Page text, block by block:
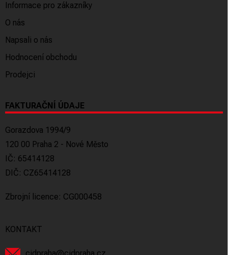
Informace pro zákazníky
O nás
Napsali o nás
Hodnocení obchodu
Prodejci
FAKTURAČNÍ ÚDAJE
Gorazdova 1994/9
120 00 Praha 2 - Nové Město
IČ: 65414128
DIČ: CZ65414128
Zbrojní licence: CG000458
KONTAKT